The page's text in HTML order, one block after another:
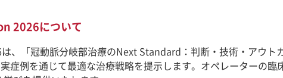
2026について
、「冠動脈分岐部治療のNext Standard：判断・技術・アウト
症例を通じて最適な治療戦略を提示します。オペレーターの臨